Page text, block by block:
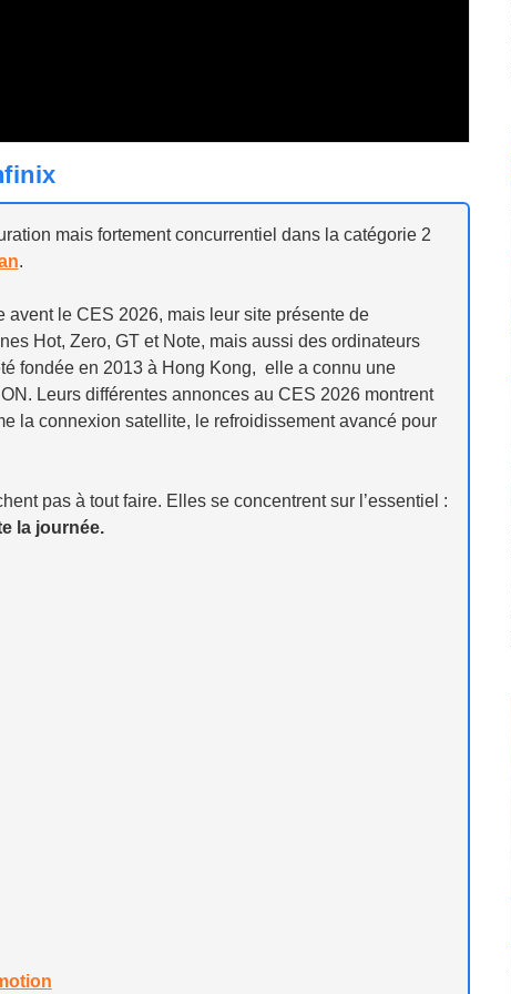
mais fortement concurrentiel dans la catégorie 2
.
avent le CES 2026, mais leur site présente de
Hot, Zero, GT et Note, mais aussi des ordinateurs
fondée en 2013 à Hong Kong, elle a connu une
Leurs différentes annonces au CES 2026 montrent
la connexion satellite, le refroidissement avancé pour
pas à tout faire. Elles se concentrent sur l’essentiel :
la journée.